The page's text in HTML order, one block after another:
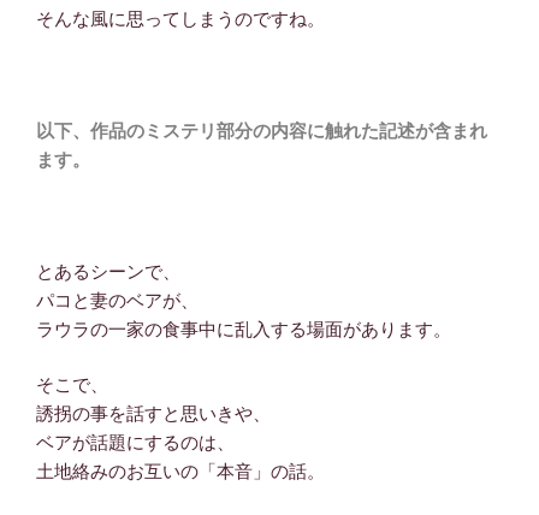
そんな風に思ってしまうのですね。
以下、作品のミステリ部分の内容に触れた記述が含まれ
ます。
とあるシーンで、
パコと妻のベアが、
ラウラの一家の食事中に乱入する場面があります。
そこで、
誘拐の事を話すと思いきや、
ベアが話題にするのは、
土地絡みのお互いの「本音」の話。